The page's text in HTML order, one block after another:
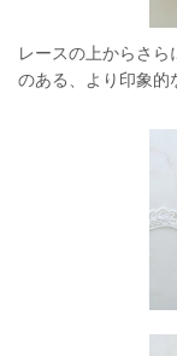
レースの上からさ
のある、より印象的